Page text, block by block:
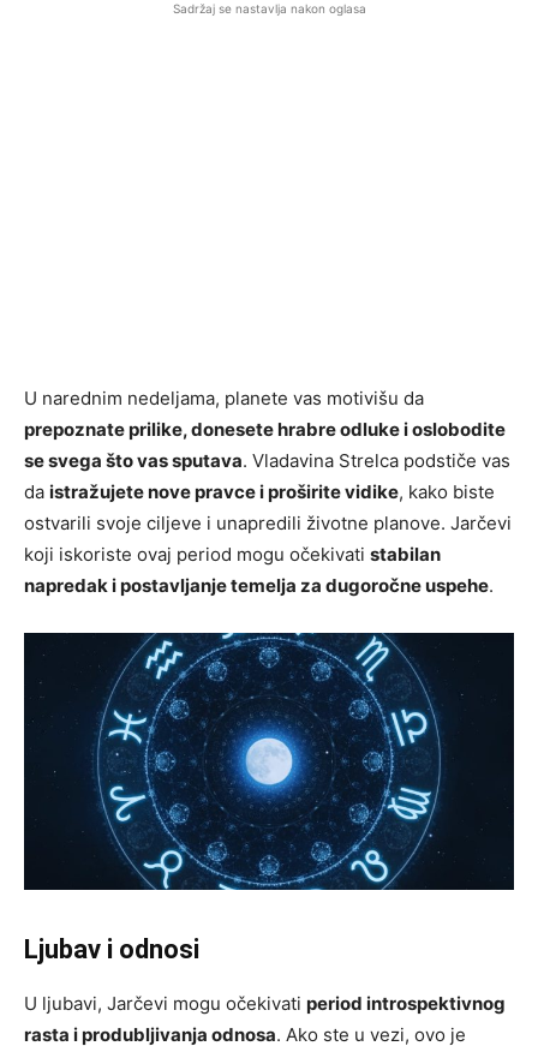
Sadržaj se nastavlja nakon oglasa
U narednim nedeljama, planete vas motivišu da
prepoznate prilike, donesete hrabre odluke i oslobodite
se svega što vas sputava. Vladavina Strelca podstiče vas
da istražujete nove pravce i proširite vidike, kako biste
ostvarili svoje ciljeve i unapredili životne planove. Jarčevi
koji iskoriste ovaj period mogu očekivati stabilan
napredak i postavljanje temelja za dugoročne uspehe.
Ljubav i odnosi
U ljubavi, Jarčevi mogu očekivati period introspektivnog
rasta i produbljivanja odnosa. Ako ste u vezi, ovo je